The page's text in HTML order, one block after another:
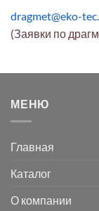
dragmet@eko-
(Заявки по
МЕНЮ
Главная
Каталог
О компании